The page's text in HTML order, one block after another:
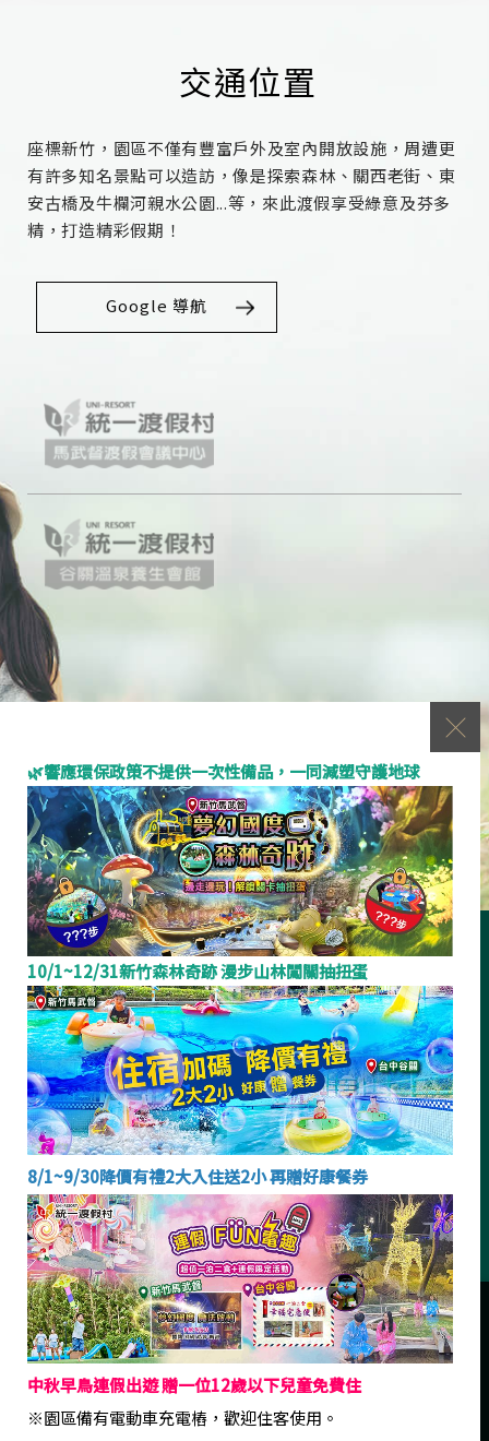
🌿響應環保政策不提供一次性備品，一同減塑守護地球
10/1~12/31新竹森林奇跡 漫步山林闖關抽扭蛋
8/1~9/30降價有禮2大入住送2小 再贈好康餐券
中秋早鳥連假出遊 贈一位12歲以下兒童免費住
※園區備有電動車充電樁，歡迎住客使用。
交通位置
座標新竹，園區不僅有豐富戶外及室內開放設施，周遭更
有許多知名景點可以造訪，像是探索森林、關西老街、東
安古橋及牛欄河親水公園...等，來此渡假享受綠意及芬多
精，打造精彩假期！
Google 導航
30649 新竹縣關西鎮金山里34號 (新竹縣旅館015號)
FAX 03-547-8886 TEL 03-547-8888
© Uni-Resort. All right reserved. 網頁設計‧iBest
本網站使用cookies。使用本網站即表示您同意我們根據隱私權
政策內條款使用cookie。隱私權政策 / Privacy Policy
Continue